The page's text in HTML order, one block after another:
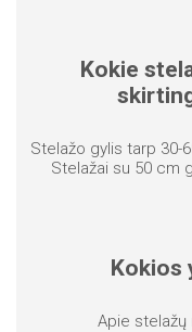
Kokie
Stelažo gylis tarp 30-
Stelažai su 50 cm
Kokios
Apie stelažų